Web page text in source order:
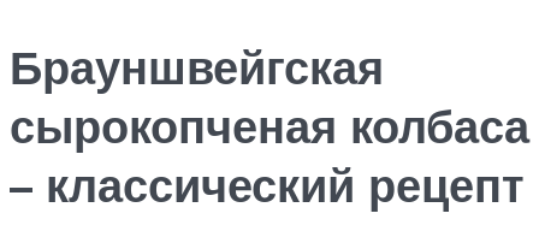
Брауншвейгская
сырокопченая колбаса
– классический рецепт